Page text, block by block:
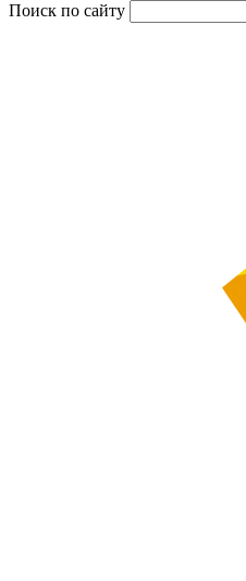
Поиск по сайту